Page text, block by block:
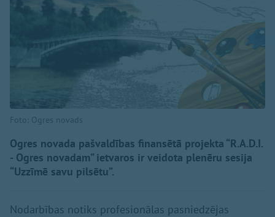
Foto: Ogres novads
Ogres novada pašvaldības finansētā projekta “R.A.D.I.
- Ogres novadam” ietvaros ir veidota plenēru sesija
“Uzzīmē savu pilsētu”.
Nodarbības notiks profesionālas pasniedzējas